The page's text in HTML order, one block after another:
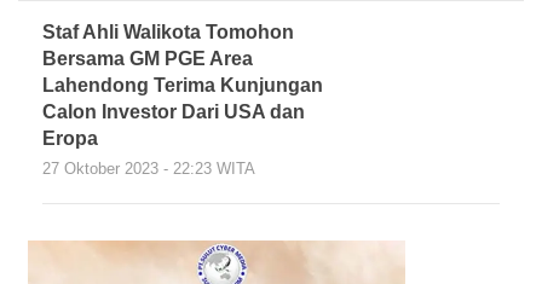
Staf Ahli Walikota Tomohon
Bersama GM PGE Area
Lahendong Terima Kunjungan
Calon Investor Dari USA dan
Eropa
27 Oktober 2023 - 22:23 WITA